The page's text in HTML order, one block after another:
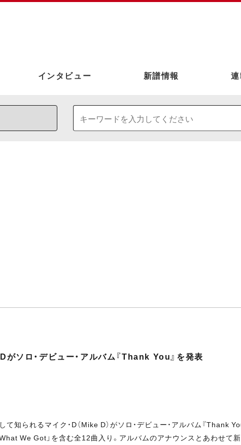
インタビュー 新譜情報
がソロ・デビュー・アルバム『Thank You』を発表
て知られるマイク・D（Mike D）がソロ・デビュー・アルバム『Thank
We Got」を含む全12曲入り。アルバムのアナウンスとあわせて